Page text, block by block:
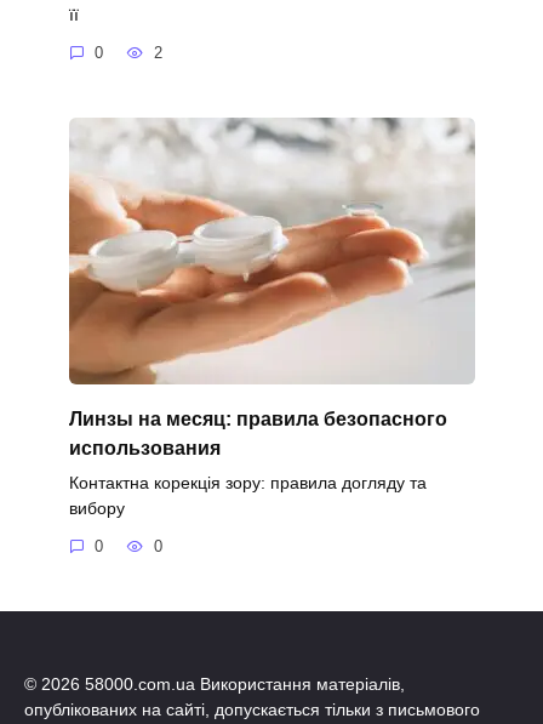
її
0 2
Линзы на месяц: правила безопасного
использования
Контактна корекція зору: правила догляду та
вибору
0 0
© 2026 58000.com.ua Використання матеріалів,
опублікованих на сайті, допускається тільки з письмового